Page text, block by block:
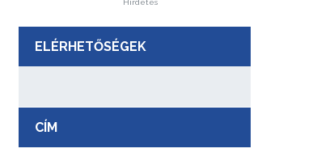
Hirdetés
ELÉRHETŐSÉGEK
CÍM